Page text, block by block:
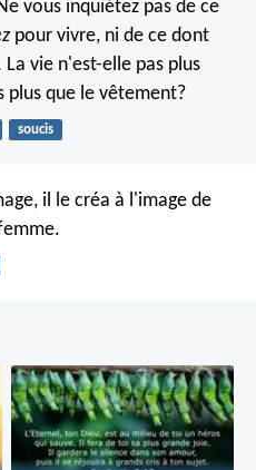
vous inquiétez pas de ce
pour vivre, ni de ce dont
vie n'est-elle pas plus
que le vêtement?
soucis
il le créa à l'image de